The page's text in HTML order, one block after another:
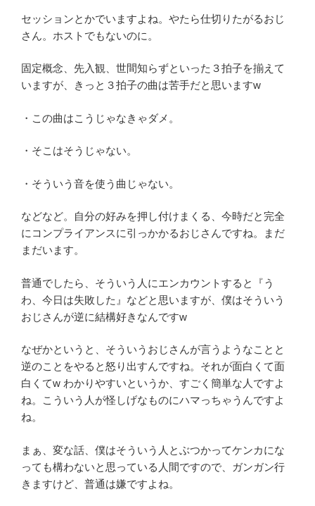
セッションとかでいますよね。やたら仕切りたがるおじ
さん。ホストでもないのに。
固定概念、先入観、世間知らずといった３拍子を揃えて
いますが、きっと３拍子の曲は苦手だと思いますw
・この曲はこうじゃなきゃダメ。
・そこはそうじゃない。
・そういう音を使う曲じゃない。
などなど。自分の好みを押し付けまくる、今時だと完全
にコンプライアンスに引っかかるおじさんですね。まだ
まだいます。
普通でしたら、そういう人にエンカウントすると『う
わ、今日は失敗した』などと思いますが、僕はそういう
おじさんが逆に結構好きなんですw
なぜかというと、そういうおじさんが言うようなことと
逆のことをやると怒り出すんですね。それが面白くて面
白くてw わかりやすいというか、すごく簡単な人ですよ
ね。こういう人が怪しげなものにハマっちゃうんですよ
ね。
まぁ、変な話、僕はそういう人とぶつかってケンカにな
っても構わないと思っている人間ですので、ガンガン行
きますけど、普通は嫌ですよね。